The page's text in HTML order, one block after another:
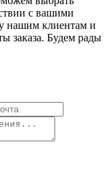
с вашими
нашим клиентам и
заказа. Будем рады